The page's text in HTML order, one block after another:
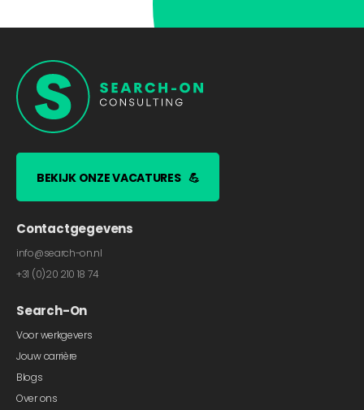
BEKIJK ONZE VACATURES 💪
Contactgegevens
info@search-on.nl
+31 (0)20 210 18 74
Search-On
Voor werkgevers
Jouw carrière
Blogs
Over ons